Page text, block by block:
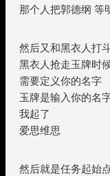
那个人把郭德纲 等
然后又和黑衣人打
黑衣人抢走玉牌时
需要定义你的名字
玉牌是输入你的名
我起了
爱思维思
然后就是任务起始